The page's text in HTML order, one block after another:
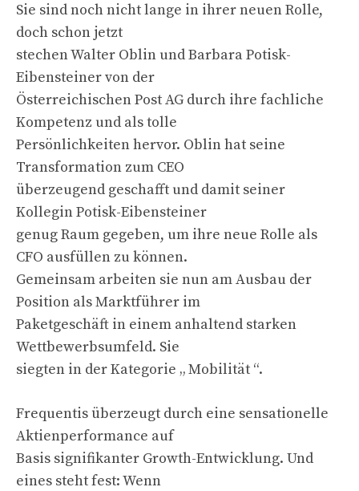
Sie sind noch nicht lange in ihrer neuen Rolle,
doch schon jetzt
stechen Walter Oblin und Barbara Potisk-
Eibensteiner von der
Österreichischen Post AG durch ihre fachliche
Kompetenz und als tolle
Persönlichkeiten hervor. Oblin hat seine
Transformation zum CEO
überzeugend geschafft und damit seiner
Kollegin Potisk-Eibensteiner
genug Raum gegeben, um ihre neue Rolle als
CFO ausfüllen zu können.
Gemeinsam arbeiten sie nun am Ausbau der
Position als Marktführer im
Paketgeschäft in einem anhaltend starken
Wettbewerbsumfeld. Sie
siegten in der Kategorie „ Mobilität “.
Frequentis überzeugt durch eine sensationelle
Aktienperformance auf
Basis signifikanter Growth-Entwicklung. Und
eines steht fest: Wenn